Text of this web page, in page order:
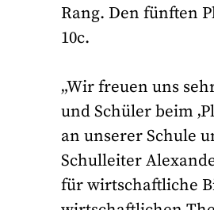
Rang. Den fünften
10c.
„Wir freuen uns
und Schüler beim
an unserer Schule
Schulleiter
für wirtschaftliche